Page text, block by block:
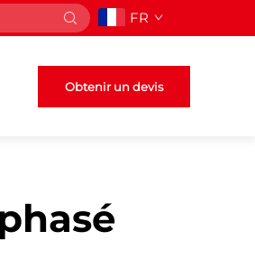
FR
Obtenir un devis